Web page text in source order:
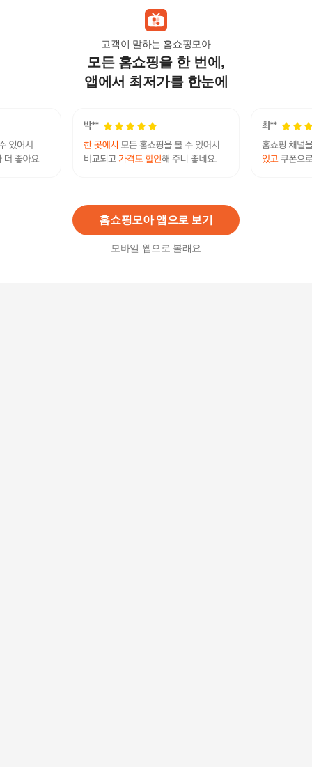
고객이 말하는 홈쇼핑모아
모든 홈쇼핑을 한 번에,
앱에서 최저가를 한눈에
홈쇼핑모아 앱으로 보기
모바일 웹으로 볼래요
애견목욕용품 레이트펫 드라이룸 드라이어 세트
431,300원
고양이 반려동물 드라이 룸 강아지 애견 드라이 룸